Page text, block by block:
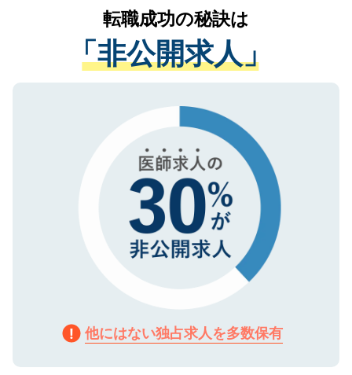
は、個人情報の取り扱いについての厳密な
管理基準を満たした事業者のみに付与され
る、プライバシーマークを取得済みです。
で、機密保持に関してもご安心ください。
かがいして、現在の医療機関の状況や紹介
経験をまじえながら、適切なアドバイスを
させていただきます。すぐにご転職をされ
ない方には、長期的なサポートが可能です
ので、まずはご登録ください。
転職成功の秘訣は
「非公開求人」
他にはない独占求人を多数保有